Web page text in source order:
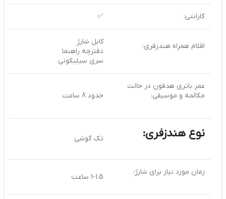
گارانتی: ✅
اقلام همراه هندزفری:
کابل شارژ
دفترچه راهنما
سری سیلیکونی
عمر باتری هدفون در حالت
مکالمه و موسیقی:
حدود 8 ساعت
نوع هندزفری: تک گوشی
زمان مورد نیاز برای شارژ:
1-1.5 ساعت